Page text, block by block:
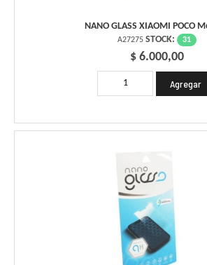
NANO GLASS XIAOMI POCO
A27275 STOCK: 31
$ 6.000,00